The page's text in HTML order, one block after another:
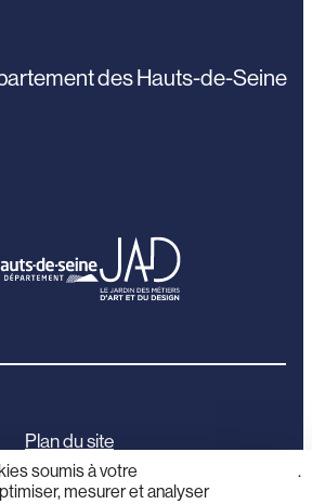
des Hauts-de-Seine
Plan du site
Mentions légales
soumis à votre
mesurer et analyser
.